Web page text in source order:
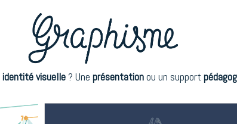
identité visuelle ? Une présentationou un support